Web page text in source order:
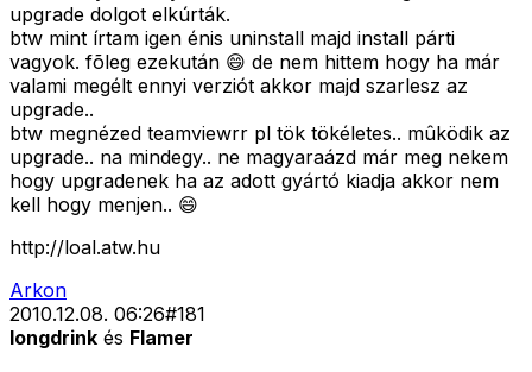
upgrade dolgot elkúrták.
btw mint írtam igen énis uninstall majd install párti
vagyok. fõleg ezekután 😄 de nem hittem hogy ha már
valami megélt ennyi verziót akkor majd szarlesz az
upgrade..
btw megnézed teamviewrr pl tök tökéletes.. mûködik az
upgrade.. na mindegy.. ne magyaraázd már meg nekem
hogy upgradenek ha az adott gyártó kiadja akkor nem
kell hogy menjen.. 😄
http://loal.atw.hu
Arkon
2010.12.08. 06:26#181
longdrink és Flamer